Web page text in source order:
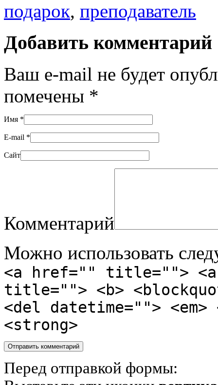
подарок, преподаватель
Добавить комментарий
Ваш e-mail не будет
помечены *
Имя *
E-mail *
Сайт
Комментарий
Можно использовать
<a href="" title="">
title=""> <b>
<del datetime="">
<strong>
Перед отправкой формы: